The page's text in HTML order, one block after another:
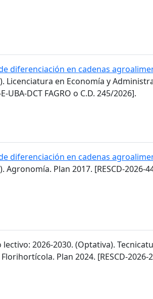
diferenciación en cadenas
Licenciatura en Economía y
UBA-DCT FAGRO o C.D. 245/2026].
diferenciación en cadenas
Plan 2017. [RESCD-2026-
lectivo: 2026-2030. (Optativa).
Plan 2024. [RESCD-2026-